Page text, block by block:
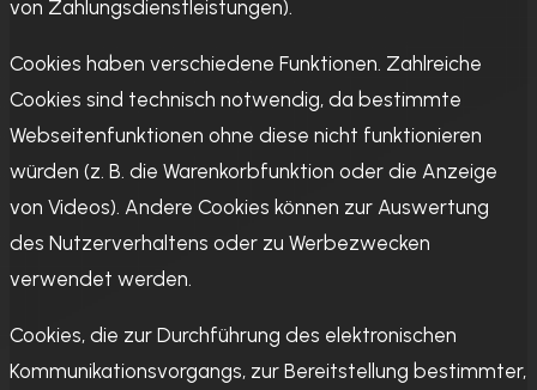
von Zahlungsdienstleistungen).
Cookies haben verschiedene Funktionen. Zahlreiche
Cookies sind technisch notwendig, da bestimmte
Webseitenfunktionen ohne diese nicht funktionieren
würden (z. B. die Warenkorbfunktion oder die Anzeige
von Videos). Andere Cookies können zur Auswertung
des Nutzerverhaltens oder zu Werbezwecken
verwendet werden.
Cookies, die zur Durchführung des elektronischen
Kommunikationsvorgangs, zur Bereitstellung bestimmter,